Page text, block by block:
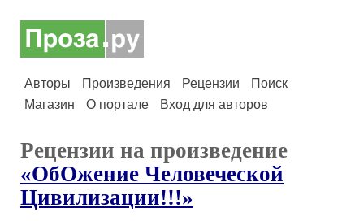
Авторы Произведения Рецензии
Поиск
Магазин
О портале Вход для авторов
Рецензии на произведение
«ОбОжение Человеческой
Цивилизации!!!»